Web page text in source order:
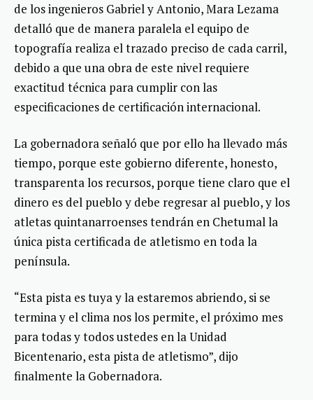
de los ingenieros Gabriel y Antonio, Mara Lezama
detalló que de manera paralela el equipo de
topografía realiza el trazado preciso de cada carril,
debido a que una obra de este nivel requiere
exactitud técnica para cumplir con las
especificaciones de certificación internacional.
La gobernadora señaló que por ello ha llevado más
tiempo, porque este gobierno diferente, honesto,
transparenta los recursos, porque tiene claro que el
dinero es del pueblo y debe regresar al pueblo, y los
atletas quintanarroenses tendrán en Chetumal la
única pista certificada de atletismo en toda la
península.
“Esta pista es tuya y la estaremos abriendo, si se
termina y el clima nos los permite, el próximo mes
para todas y todos ustedes en la Unidad
Bicentenario, esta pista de atletismo”, dijo
finalmente la Gobernadora.